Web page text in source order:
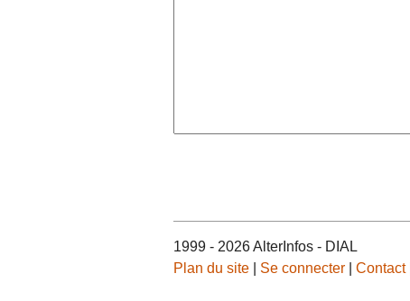
1999 - 2026 AlterInfos - DIAL
Plan du site
Se connecter Contact|